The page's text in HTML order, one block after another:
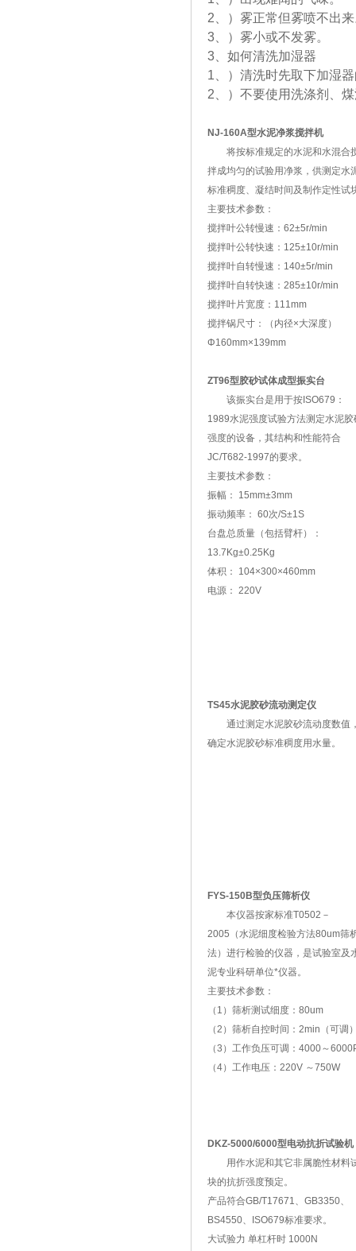
2、）雾正常但雾喷不出
3、）雾小或不发雾。
3、如何清洗加湿器
1、）清洗时先取下加湿
2、）不要使用洗涤剂、
NJ-160A型水泥净浆搅拌机
将按标准规定的水泥和水混合
拌成均匀的试验用净浆，供测定水
标准稠度、凝结时间及制作定性试
主要技术参数：
搅拌叶公转慢速：62±5r/min
搅拌叶公转快速：125±10r/min
搅拌叶自转慢速：140±5r/min
搅拌叶自转快速：285±10r/min
搅拌叶片宽度：111mm
搅拌锅尺寸：（内径×大深度）
Φ160mm×139mm
ZT96型胶砂试体成型振实台
该振实台是用于按ISO679：
1989水泥强度试验方法测定水泥胶
强度的设备，其结构和性能符合
JC/T682-1997的要求。
主要技术参数：
振幅： 15mm±3mm
振动频率： 60次/S±1S
台盘总质量（包括臂杆）：
13.7Kg±0.25Kg
体积： 104×300×460mm
电源： 220V
TS45水泥胶砂流动测定仪
通过测定水泥胶砂流动度数值
确定水泥胶砂标准稠度用水量。
FYS-150B型负压筛析仪
本仪器按家标准T0502－
2005（水泥细度检验方法80um筛
法）进行检验的仪器，是试验室及
泥专业科研单位*仪器。
主要技术参数：
（1）筛析测试细度：80um
（2）筛析自控时间：2min（可调
（3）工作负压可调：4000～
（4）工作电压：220V ～750W
DKZ-5000/6000型电动抗折试验机
用作水泥和其它非属脆性材料
块的抗折强度预定。
产品符合GB/T17671、GB3350、
BS4550、ISO679标准要求。
大试验力 单杠杆时 1000N